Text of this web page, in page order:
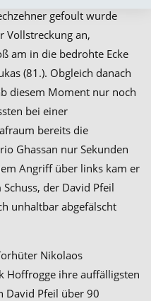
gefoult wurde
Vollstreckung an,
am in die bedrohte Ecke
(81.). Obgleich danach
diesem Moment nur noch
bei einer
bereits die
Ghassan nur Sekunden
Angriff über links kam er
der David Pfeil
unhaltbar abgefälscht
Nikolaos
Hoffrogge ihre auffälligsten
David Pfeil über 90